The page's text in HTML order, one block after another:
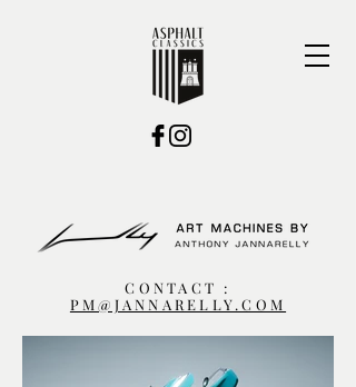
CONTACT :
PM@JANNARELLY.COM